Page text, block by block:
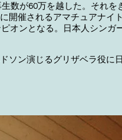
数が60万を越した。それを
開催されるアマチュアナイ
オンとなる。日本人シンガ
ソン演じるグリザベラ役に